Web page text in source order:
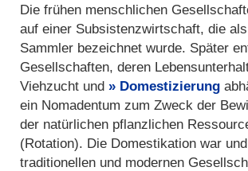
Die frühen menschlichen
auf einer Subsistenzwirtschaft, die
Sammler bezeichnet wurde. Später
Gesellschaften, deren
Viehzucht und
Domestizierung
ein Nomadentum zum Zweck der
der natürlichen pflanzlichen
(Rotation). Die Domestikation war
traditionellen und modernen